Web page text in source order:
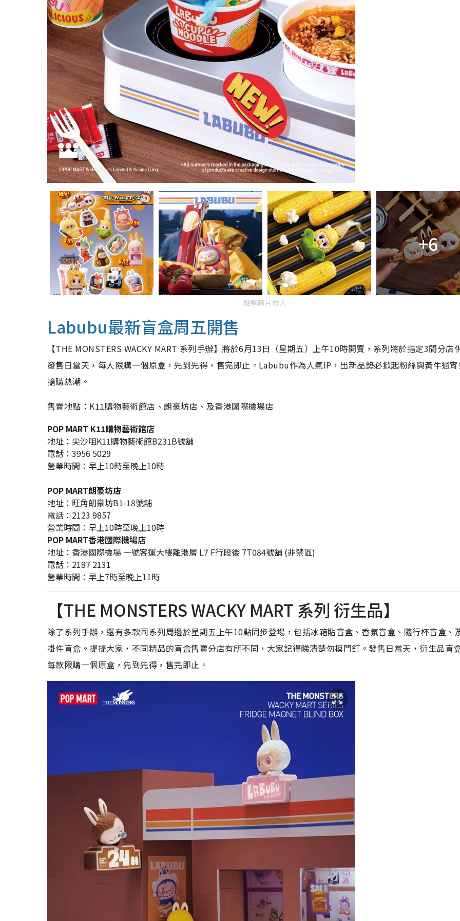
+6
點擊圖片放大
Labubu最新盲盒周五開售
【THE MONSTERS WACKY MART 系列手辦】將於6月13日（星期五）上午10時開賣，系列將於指定3間分店
發售日當天，每人限購一個原盒，先到先得，售完即止。Labubu作為人氣IP，出新品勢必掀起粉絲與黃牛通
搶購熱潮。
售賣地點：K11購物藝術館店、朗豪坊店、及香港國際機場店
POP MART K11購物藝術館店
地址：尖沙咀K11購物藝術館B231B號舖
電話：3956 5029
營業時間：早上10時至晚上10時
POP MART朗豪坊店
地址：旺角朗豪坊B1-18號舖
電話：2123 9857
營業時間：早上10時至晚上10時
POP MART香港國際機場店
地址：香港國際機場 一號客運大樓離港層 L7 F行段後 7T084號舖 (非禁區)
電話：2187 2131
營業時間：早上7時至晚上11時
【THE MONSTERS WACKY MART 系列 衍生品】
除了系列手辦，還有多款同系列周邊於星期五上午10點同步登場，包括冰箱貼盲盒、香氛盲盒、隨行杯盲盒、
掛件盲盒。提提大家，不同精品的盲盒售賣分店有所不同，大家記得睇清楚勿摸門釘。發售日當天，衍生品盲
每款限購一個原盒，先到先得，售完即止。